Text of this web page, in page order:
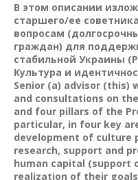
В этом описании
старшего/ее
вопросам
граждан) для
стабильной Украины
Культура и
Senior (a) advisor (this)
and consultations on
and four pillars of the
particular, in four key
development of culture
research, support and
human capital (support
realization of their